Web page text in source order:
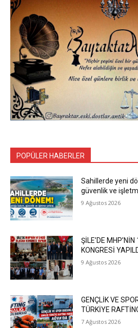
POPÜLER HABERLER
Sahillerde yeni
güvenlik ve
9 Ağustos 2026
ŞİLE’DE
KONGRESİ
9 Ağustos 2026
GENÇLİK VE
TÜRKİYE
7 Ağustos 2026